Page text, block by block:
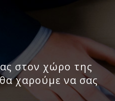
στον χώρο της
χαρούμε να σας